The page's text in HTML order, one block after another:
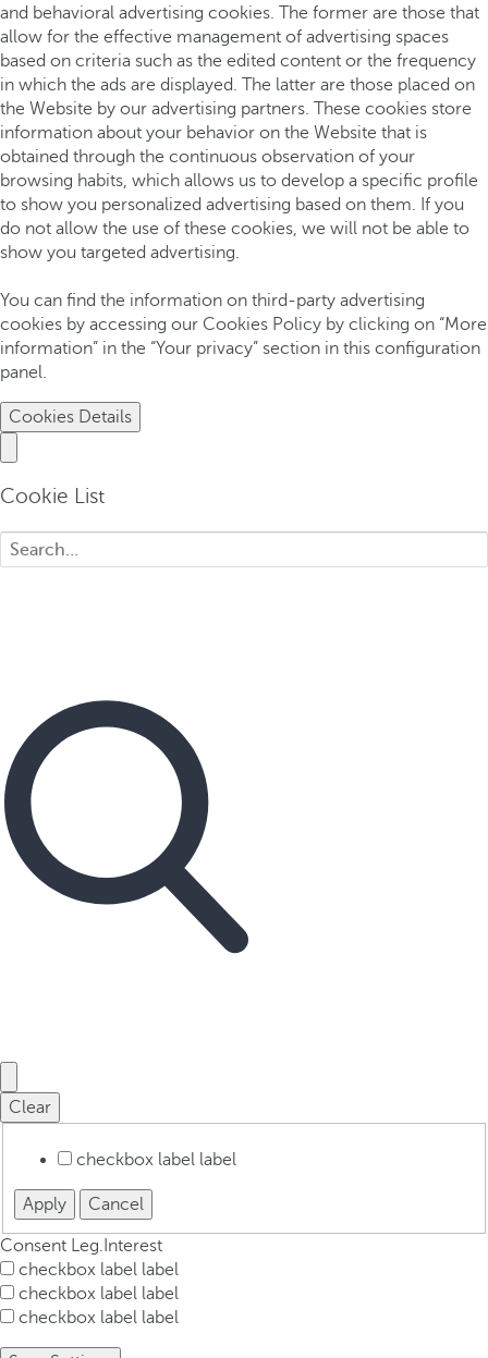
and behavioral advertising cookies. The former are those that
allow for the effective management of advertising spaces
based on criteria such as the edited content or the frequency
in which the ads are displayed. The latter are those placed on
the Website by our advertising partners. These cookies store
information about your behavior on the Website that is
obtained through the continuous observation of your
browsing habits, which allows us to develop a specific profile
to show you personalized advertising based on them. If you
do not allow the use of these cookies, we will not be able to
show you targeted advertising.
You can find the information on third-party advertising
cookies by accessing our Cookies Policy by clicking on “More
information” in the “Your privacy” section in this configuration
panel.
Cookies Details
Cookie List
Clear
checkbox label label
Apply Cancel
Consent
Leg.Interest
checkbox label label
checkbox label label
checkbox label label